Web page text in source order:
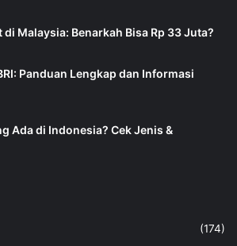
di Malaysia: Benarkah Bisa Rp 33 Juta?
Panduan Lengkap dan Informasi
Ada di Indonesia? Cek Jenis &
(174)